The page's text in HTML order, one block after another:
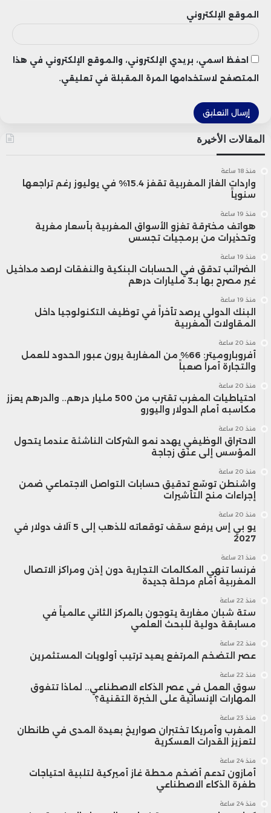
الموقع الإلكتروني
احفظ اسمي، بريدي الإلكتروني، والموقع الإلكتروني في هذا
المتصفح لاستخدامها المرة المقبلة في تعليقي.
المقالات الأخيرة
منذ 18 ساعة
واردات الغاز المغربية تقفز 15.4% في يوليوز رغم تراجعها
سنوياً
منذ 19 ساعة
هواتف مخترقة تغزو الأسواق المغربية بأسعار مغرية
وتحذيرات من برمجيات تجسس
منذ 19 ساعة
الضرائب تدقق في الحسابات البنكية والنفقات لرصد مداخيل
غير مصرح بها بـ3 مليارات درهم
منذ 19 ساعة
البنك الدولي يرصد تأخراً في توظيف التكنولوجيا داخل
المقاولات المغربية
منذ 20 ساعة
أفروباروميتر: 66% من المغاربة يرون عبور الحدود للعمل
والتجارة أمراً صعباً
منذ 20 ساعة
احتياطيات المغرب تقترب من 500 مليار درهم.. والدرهم يعزز
مكاسبه أمام الدولار واليورو
منذ 20 ساعة
الاحتراق الوظيفي يهدد نمو الشركات الناشئة عندما يتحول
المؤسس إلى عنق زجاجة
منذ 20 ساعة
واشنطن توسّع تدقيق حسابات التواصل الاجتماعي ضمن
إجراءات منح التأشيرات
منذ 20 ساعة
يو بي إس يرفع سقف توقعاته للذهب إلى 5 آلاف دولار في
2027
منذ 21 ساعة
فرنسا تنهي المكالمات التجارية دون إذن ومراكز الاتصال
المغربية أمام مرحلة جديدة
منذ 22 ساعة
ستة شبان مغاربة يتوجون بالمركز الثاني عالمياً في
مسابقة دولية للبحث العلمي
منذ 22 ساعة
عصر التضخم المرتفع يعيد ترتيب أولويات المستثمرين
منذ 22 ساعة
سوق العمل في عصر الذكاء الاصطناعي.. لماذا تتفوق
المهارات الإنسانية على الخبرة التقنية؟
منذ 23 ساعة
المغرب وأمريكا تختبران صواريخ بعيدة المدى في طانطان
لتعزيز القدرات العسكرية
منذ 24 ساعة
أمازون تدعم أضخم محطة غاز أميركية لتلبية احتياجات
طفرة الذكاء الاصطناعي
منذ 24 ساعة